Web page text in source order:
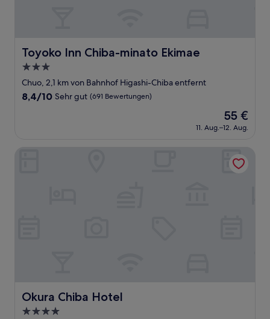
Toyoko Inn Chiba-minato Ekimae
Toyoko Inn Chiba-minato Ekimae
3.0-
Sterne-
Unterkunft
Chuo, 2,1 km von Bahnhof Higashi-Chiba entfernt
8.4
(691
8,4/10 Sehr gut (691 Bewertungen)
Der
Preis
beträgt
55 €
11. Aug.–12. Aug.
Okura Chiba Hotel
Okura Chiba Hotel
4.0-